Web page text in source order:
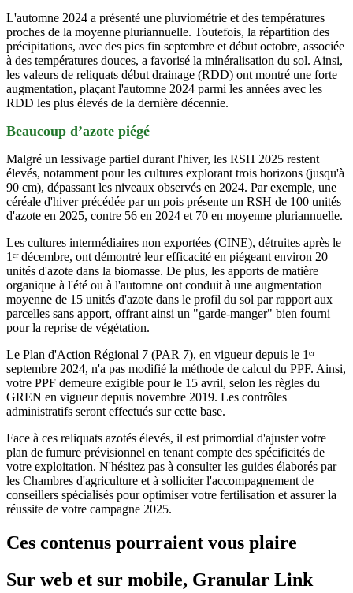
L'automne 2024 a présenté une pluviométrie et des températures
proches de la moyenne pluriannuelle. Toutefois, la répartition des
précipitations, avec des pics fin septembre et début octobre, associée
à des températures douces, a favorisé la minéralisation du sol. Ainsi,
les valeurs de reliquats début drainage (RDD) ont montré une forte
augmentation, plaçant l'automne 2024 parmi les années avec les
RDD les plus élevés de la dernière décennie.
Beaucoup d’azote piégé
Malgré un lessivage partiel durant l'hiver, les RSH 2025 restent
élevés, notamment pour les cultures explorant trois horizons (jusqu'à
90 cm), dépassant les niveaux observés en 2024. Par exemple, une
céréale d'hiver précédée par un pois présente un RSH de 100 unités
d'azote en 2025, contre 56 en 2024 et 70 en moyenne pluriannuelle. ​
Les cultures intermédiaires non exportées (CINE), détruites après le
1ᵉʳ décembre, ont démontré leur efficacité en piégeant environ 20
unités d'azote dans la biomasse. De plus, les apports de matière
organique à l'été ou à l'automne ont conduit à une augmentation
moyenne de 15 unités d'azote dans le profil du sol par rapport aux
parcelles sans apport, offrant ainsi un "garde-manger" bien fourni
pour la reprise de végétation.
Le Plan d'Action Régional 7 (PAR 7), en vigueur depuis le 1ᵉʳ
septembre 2024, n'a pas modifié la méthode de calcul du PPF. Ainsi,
votre PPF demeure exigible pour le 15 avril, selon les règles du
GREN en vigueur depuis novembre 2019. Les contrôles
administratifs seront effectués sur cette base.
Face à ces reliquats azotés élevés, il est primordial d'ajuster votre
plan de fumure prévisionnel en tenant compte des spécificités de
votre exploitation. N'hésitez pas à consulter les guides élaborés par
les Chambres d'agriculture et à solliciter l'accompagnement de
conseillers spécialisés pour optimiser votre fertilisation et assurer la
réussite de votre campagne 2025.
Ces contenus pourraient vous plaire
Sur web et sur mobile, Granular Link